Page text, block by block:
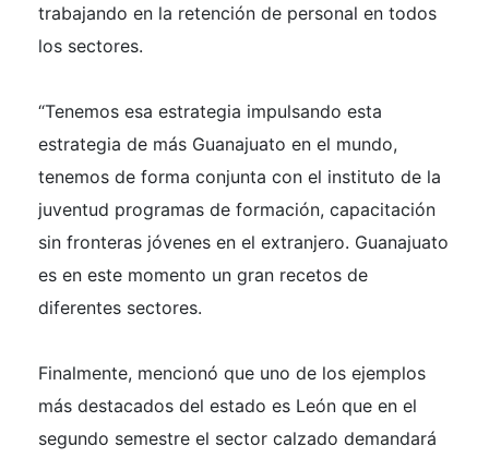
trabajando en la retención de personal en todos
los sectores.
“Tenemos esa estrategia impulsando esta
estrategia de más Guanajuato en el mundo,
tenemos de forma conjunta con el instituto de la
juventud programas de formación, capacitación
sin fronteras jóvenes en el extranjero. Guanajuato
es en este momento un gran recetos de
diferentes sectores.
Finalmente, mencionó que uno de los ejemplos
más destacados del estado es León que en el
segundo semestre el sector calzado demandará